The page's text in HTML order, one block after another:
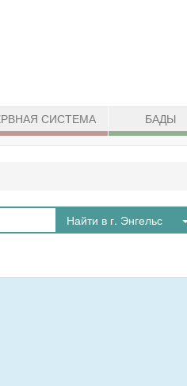
СИСТЕМА БАДЫ
Найти в г. Энгельс